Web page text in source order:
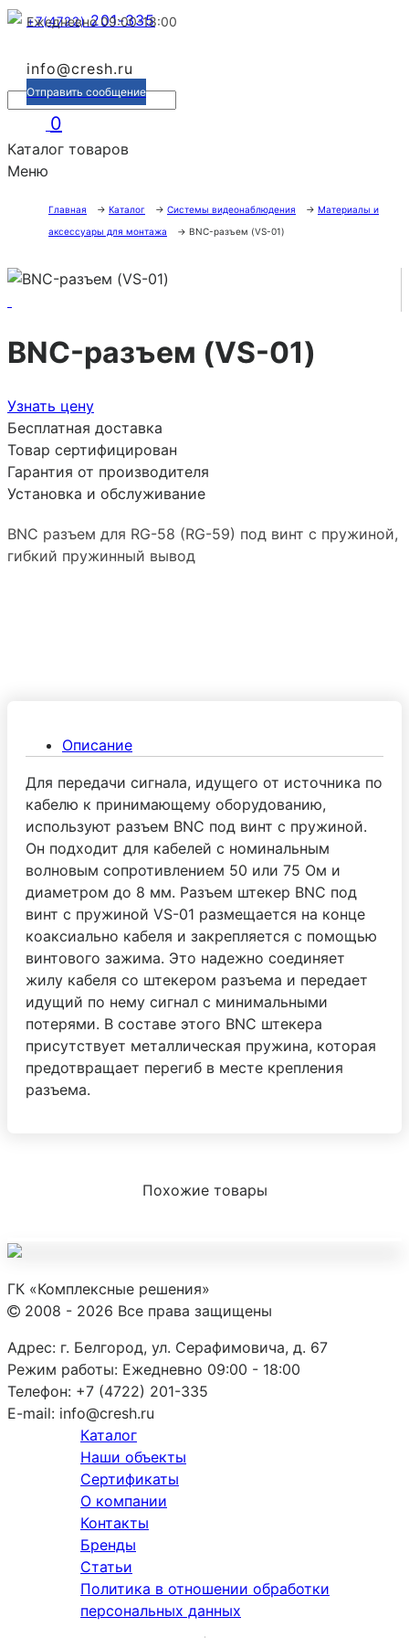
+7(4722)201-335
Ежедневно 09:00-18:00
info@cresh.ru
Отправить сообщение
0
Каталог товаров
Меню
Главная → Каталог → Системы видеонаблюдения → Материалы и
аксессуары для монтажа
→ BNC-разъем (VS-01)
BNC-разъем (VS-01)
Узнать цену
Бесплатная доставка
Товар сертифицирован
Гарантия от производителя
Установка и обслуживание
BNC разъем для RG-58 (RG-59) под винт с пружиной,
гибкий пружинный вывод
Описание
Для передачи сигнала, идущего от источника по
кабелю к принимающему оборудованию,
используют разъем BNC под винт с пружиной.
Он подходит для кабелей с номинальным
волновым сопротивлением 50 или 75 Ом и
диаметром до 8 мм. Разъем штекер BNC под
винт с пружиной VS-01 размещается на конце
коаксиально кабеля и закрепляется с помощью
винтового зажима. Это надежно соединяет
жилу кабеля со штекером разъема и передает
идущий по нему сигнал с минимальными
потерями. В составе этого BNC штекера
присутствует металлическая пружина, которая
предотвращает перегиб в месте крепления
разъема.
Похожие товары
ГК «Комплексные решения»
2008 - 2026 Все права защищены
Адрес: г. Белгород, ул. Серафимовича, д. 67
Режим работы: Ежедневно 09:00 - 18:00
Телефон: +7 (4722) 201-335
E-mail: info@cresh.ru
Каталог
Наши объекты
Сертификаты
О компании
Контакты
Бренды
Статьи
Политика в отношении обработки
персональных данных